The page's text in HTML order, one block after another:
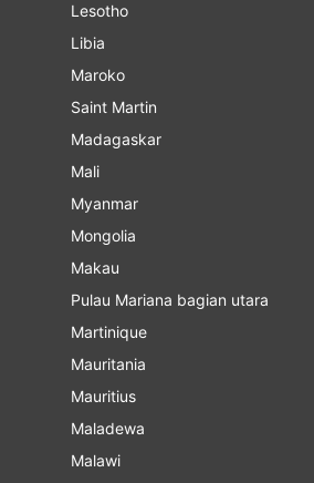
Lesotho
Libia
Maroko
Saint Martin
Madagaskar
Mali
Myanmar
Mongolia
Makau
Pulau Mariana bagian utara
Martinique
Mauritania
Mauritius
Maladewa
Malawi